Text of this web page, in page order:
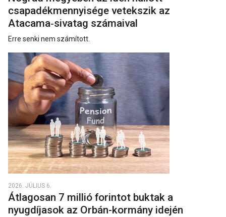
csapadékmennyisége vetekszik az
Atacama‑sivatag számaival
Erre senki nem számított.
2026. JÚLIUS 6.
Átlagosan 7 millió forintot buktak a
nyugdíjasok az Orbán-kormány idején